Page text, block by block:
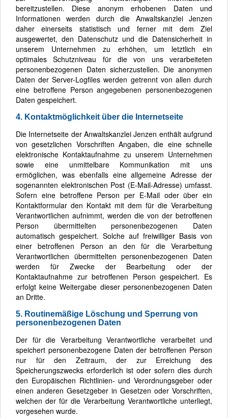
bereitzustellen. Diese anonym erhobenen Daten und
Informationen werden durch die Anwaltskanzlei Jenzen
daher einerseits statistisch und ferner mit dem Ziel
ausgewertet, den Datenschutz und die Datensicherheit in
unserem Unternehmen zu erhöhen, um letztlich ein
optimales Schutzniveau für die von uns verarbeiteten
personenbezogenen Daten sicherzustellen. Die anonymen
Daten der Server-Logfiles werden getrennt von allen durch
eine betroffene Person angegebenen personenbezogenen
Daten gespeichert.
4. Kontaktmöglichkeit über die Internetseite
Die Internetseite der Anwaltskanzlei Jenzen enthält aufgrund
von gesetzlichen Vorschriften Angaben, die eine schnelle
elektronische Kontaktaufnahme zu unserem Unternehmen
sowie eine unmittelbare Kommunikation mit uns
ermöglichen, was ebenfalls eine allgemeine Adresse der
sogenannten elektronischen Post (E-Mail-Adresse) umfasst.
Sofern eine betroffene Person per E-Mail oder über ein
Kontaktformular den Kontakt mit dem für die Verarbeitung
Verantwortlichen aufnimmt, werden die von der betroffenen
Person übermittelten personenbezogenen Daten
automatisch gespeichert. Solche auf freiwilliger Basis von
einer betroffenen Person an den für die Verarbeitung
Verantwortlichen übermittelten personenbezogenen Daten
werden für Zwecke der Bearbeitung oder der
Kontaktaufnahme zur betroffenen Person gespeichert. Es
erfolgt keine Weitergabe dieser personenbezogenen Daten
an Dritte.
5. Routinemäßige Löschung und Sperrung von
personenbezogenen Daten
Der für die Verarbeitung Verantwortliche verarbeitet und
speichert personenbezogene Daten der betroffenen Person
nur für den Zeitraum, der zur Erreichung des
Speicherungszwecks erforderlich ist oder sofern dies durch
den Europäischen Richtlinien- und Verordnungsgeber oder
einen anderen Gesetzgeber in Gesetzen oder Vorschriften,
welchen der für die Verarbeitung Verantwortliche unterliegt,
vorgesehen wurde.